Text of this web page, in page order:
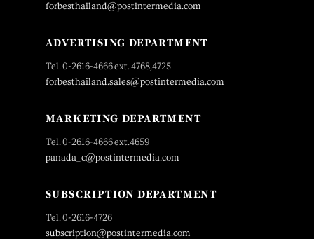
forbesthailand@postintermedia.com
ADVERTISING DEPARTMENT
Tel. 0-2616-4666 ext. 4768,4725
forbesthailand.sales@postintermedia.com
MARKETING DEPARTMENT
Tel. 0-2616-4666 ext.4659
panada_c@postintermedia.com
SUBSCRIPTION DEPARTMENT
Tel. 0-2616-4726
subscription@postintermedia.com